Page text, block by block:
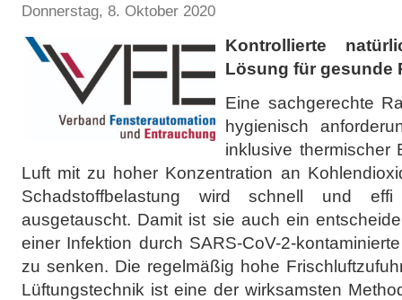
Donnerstag, 8. Oktober 2020
Kontrollierte
Lösung für gesunde
Eine sachgerechte
hygienisch
inklusive thermischer
Luft mit zu hoher Konzentration an
Schadstoffbelastung wird schnell und
ausgetauscht. Damit ist sie auch ein
einer Infektion durch SARS-CoV-2-
zu senken. Die regelmäßig hohe
Lüftungstechnik ist eine der wirksamsten